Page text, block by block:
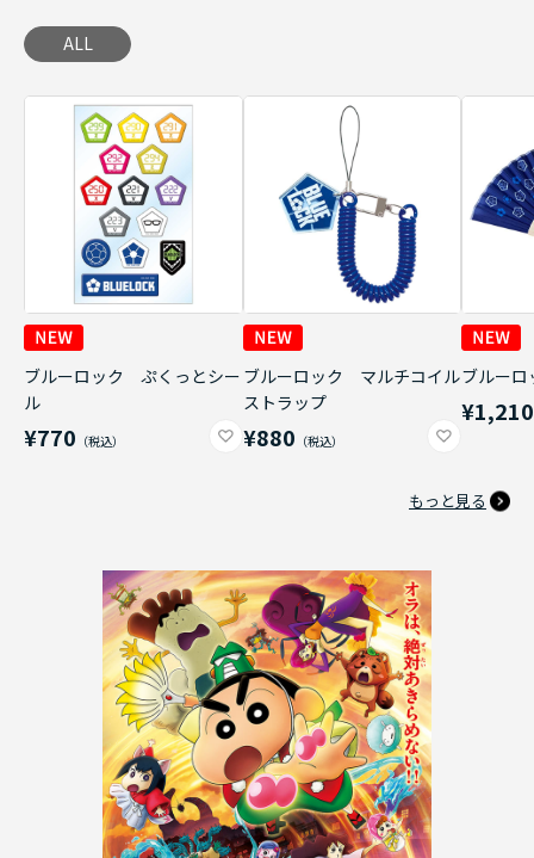
ALL
ブルーロック ぷくっとシー
ル
¥770
ブルーロック マルチコイル
ストラップ
¥880
ブルー
¥1,210
もっと見る